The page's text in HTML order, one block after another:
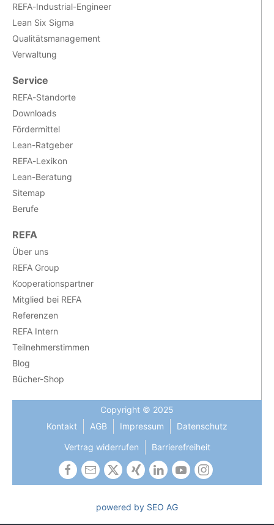
REFA-Industrial-Engineer
Lean Six Sigma
Qualitätsmanagement
Verwaltung
Service
REFA-Standorte
Downloads
Fördermittel
Lean-Ratgeber
REFA-Lexikon
Lean-Beratung
Sitemap
Berufe
REFA
Über uns
REFA Group
Kooperationspartner
Mitglied bei REFA
Referenzen
REFA Intern
Teilnehmerstimmen
Blog
Bücher-Shop
Copyright © 2025
Kontakt
AGB Impressum
Datenschutz
Vertrag widerrufen
Barrierefreiheit
powered by SEO AG